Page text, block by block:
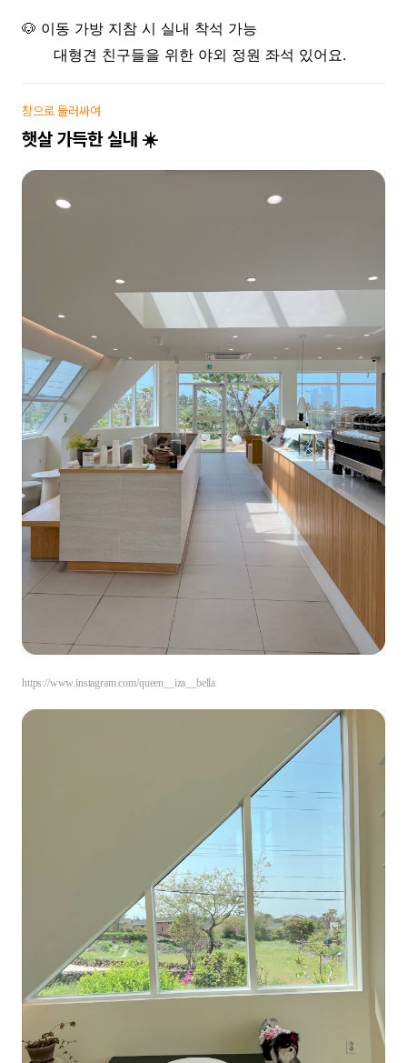
🐶 이동 가방 지참 시 실내 착석 가능
대형견 친구들을 위한 야외 정원 좌석 있어요.
창으로 둘러싸여
햇살 가득한 실내 ☀️
https://www.instagram.com/queen__iza__bella